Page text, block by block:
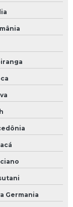
Germania